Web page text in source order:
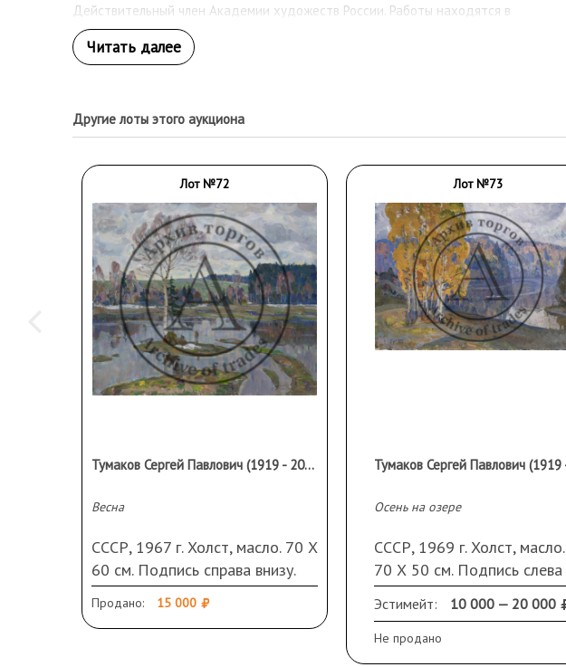
Действительный член Академии художеств России. Работы находятся в
собрании ГТГ, ГРМ, Министерства культуры Российской Федерации, Союза
Художников России, более 80 музеев России и бывшего СССР.
Другие лоты этого аукциона
Лот №72
Тумаков Сергей Павлович (1919 - 2003 гг.)
Весна
СССР, 1967 г. Холст, масло. 70 Х
60 см. Подпись справа внизу.
Продано: 15 000
Лот №73
Осень на озере
СССР, 1969 г. Холст, масло.
70 Х 50 см. Подпись слева
внизу.
Эстимейт: 10 000 — 20 000
Не продано